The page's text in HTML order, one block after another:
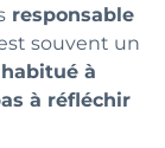
responsable
souvent un
à
à réfléchir